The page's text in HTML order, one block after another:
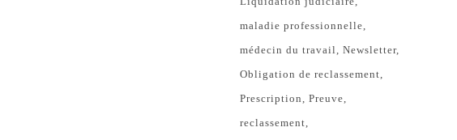
maladie professionnelle
médecin du travail
Newsletter
Obligation de reclassement
Prescription
Preuve
reclassement